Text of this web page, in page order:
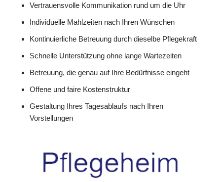
Vertrauensvolle Kommunikation rund um die Uhr
Individuelle Mahlzeiten nach Ihren Wünschen
Kontinuierliche Betreuung durch dieselbe Pflegekraft
Schnelle Unterstützung ohne lange Wartezeiten
Betreuung, die genau auf Ihre Bedürfnisse eingeht
Offene und faire Kostenstruktur
Gestaltung Ihres Tagesablaufs nach Ihren
Vorstellungen